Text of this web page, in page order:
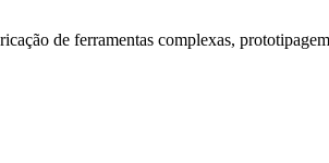
de ferramentas complexas,